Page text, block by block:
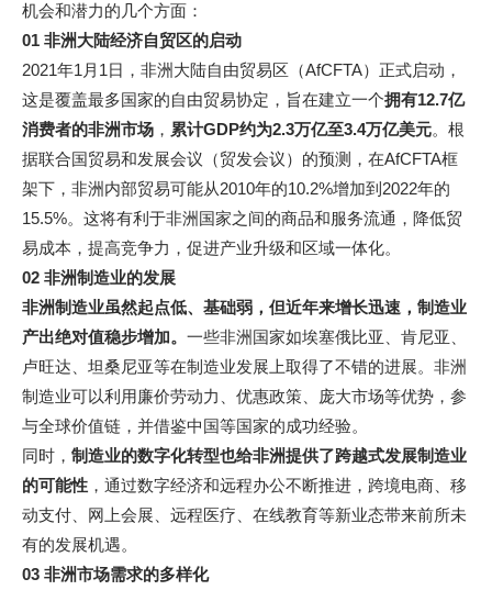
机会和潜力的几个方面：
01 非洲大陆经济自贸区的启动
2021年1月1日，非洲大陆自由贸易区（AfCFTA）正式启动，
这是覆盖最多国家的自由贸易协定，旨在建立一个拥有12.7亿
消费者的非洲市场 ， 累计GDP约为2.3万亿至3.4万亿美元。根
据联合国贸易和发展会议（贸发会议）的预测，在AfCFTA框
架下，非洲内部贸易可能从2010年的10.2%增加到2022年的
15.5%。这将有利于非洲国家之间的商品和服务流通，降低贸
易成本，提高竞争力，促进产业升级和区域一体化。
02 非洲制造业的发展
非洲制造业虽然起点低、基础弱，但近年来增长迅速，制造业
产出绝对值稳步增加。 一些非洲国家如埃塞俄比亚、肯尼亚、
卢旺达、坦桑尼亚等在制造业发展上取得了不错的进展。非洲
制造业可以利用廉价劳动力、优惠政策、庞大市场等优势，参
与全球价值链，并借鉴中国等国家的成功经验。
同时， 制造业的数字化转型也给非洲提供了跨越式发展制造业
的可能性 ，通过数字经济和远程办公不断推进，跨境电商、移
动支付、网上会展、远程医疗、在线教育等新业态带来前所未
有的发展机遇。
03 非洲市场需求的多样化